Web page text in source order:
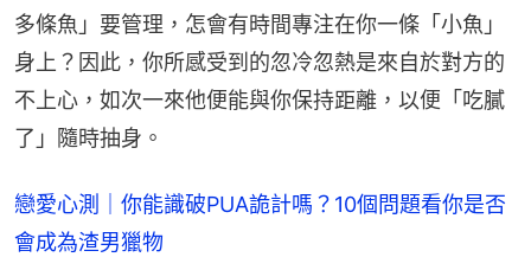
多條魚」要管理，怎會有時間專注在你一條「小魚」
身上？因此，你所感受到的忽冷忽熱是來自於對方的
不上心，如次一來他便能與你保持距離，以便「吃膩
了」隨時抽身。
戀愛心測｜你能識破PUA詭計嗎？10個問題看你是否
會成為渣男獵物